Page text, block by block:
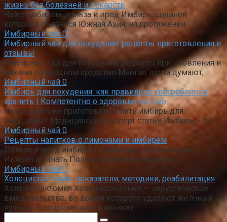
жизнь без болезней и лекарств
Чай с имбирём: польза и вред Имбирь, родиной
которого считается Южная Азия, на протяжении
Имбирный чай 0
Имбирный чай для похудения: рецепты приготовления и
отзывы
Имбирный чай для похудения: рецепты приготовления и
мнения о народном средстве Многие люди думают,
Имбирный чай 0
Имбирь для похудения: как правильно употреблять и
хранить | Компетентно о здоровье на iLive
Как правильно приготовить и пить имбирь для
похудения? Медицинский эксперт статьи Имбирь – это
Имбирный чай 0
Рецепты напитков с лимонами и имбирём
Польза и вред имбиря с лимоном для организма
Интересно знать Польза сочетания лимона с
Имбирный чай 0
Холецистэктомия: показатели, методики, реабилитация
Холецистэктомия Холецистэктомия — хирургическое
вмешательство, во время которого удаляют желчный
пузырь. В современных клиниках